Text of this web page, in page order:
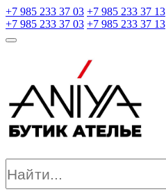
+7 985 233 37 03 +7 985 233 37 13
+7 985 233 37 03 +7 985 233 37 13